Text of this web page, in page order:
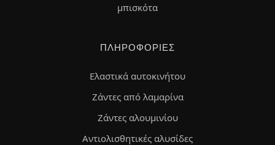
μπισκότα
ΠΛΗΡΟΦΟΡΊΕΣ
Ελαστικά αυτοκινήτου
Ζάντες από λαμαρίνα
Ζάντες αλουμινίου
Αντιολισθητικές αλυσίδες